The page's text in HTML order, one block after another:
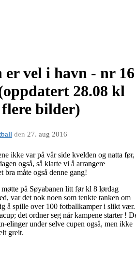
er vel i havn - nr 16
28.08 kl
flere bilder)
den 27. aug 2016
ikke var på vår side kvelden og natta før,
også, så klarte vi å arrangere
bra måte også denne gang!
på Søyabanen litt før kl 8 lørdag
var det nok noen som tenkte tanken om
å spille over 100 fotballkamper i slikt vær.
det ordner seg når kampene starter !
elinger under selve cupen også, men ikke
greit.